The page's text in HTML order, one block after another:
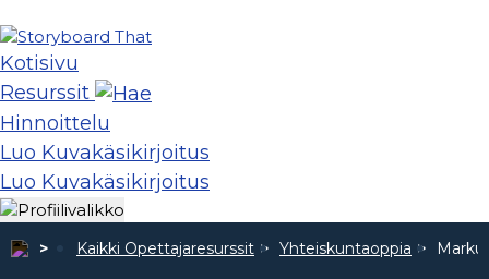
Kotisivu
Resurssit
Hinnoittelu
Luo Kuvakäsikirjoitus
Luo Kuvakäsikirjoitus
Kaikki Opettajaresurssit Yhteiskuntaoppia